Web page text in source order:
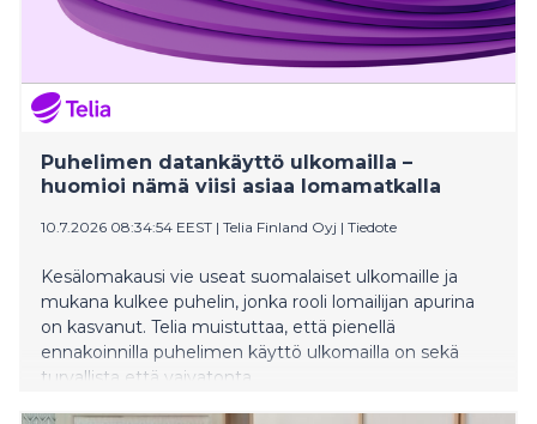
Puhelimen datankäyttö ulkomailla –
huomioi nämä viisi asiaa lomamatkalla
10.7.2026 08:34:54 EEST | Telia Finland Oyj | Tiedote
Kesälomakausi vie useat suomalaiset ulkomaille ja
mukana kulkee puhelin, jonka rooli lomailijan apurina
on kasvanut. Telia muistuttaa, että pienellä
ennakoinnilla puhelimen käyttö ulkomailla on sekä
turvallista että vaivatonta.